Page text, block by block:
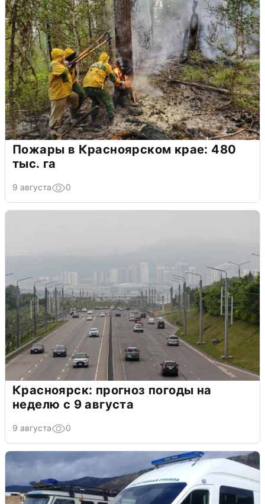
Пожары в Красноярском крае: 480
тыс. га
9 августа 0
Красноярск: прогноз погоды на
неделю с 9 августа
9 августа 0